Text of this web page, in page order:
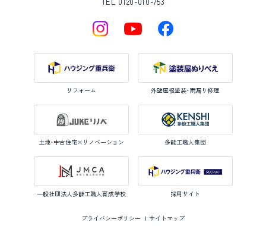
リフォーム 外壁屋根塗装・雨漏り修理
土地・中古住宅×リノベーション 多能工職人集団
一般社団法人多能工職人育成学校 採用サイト
プライバシーポリシー サイトマップ